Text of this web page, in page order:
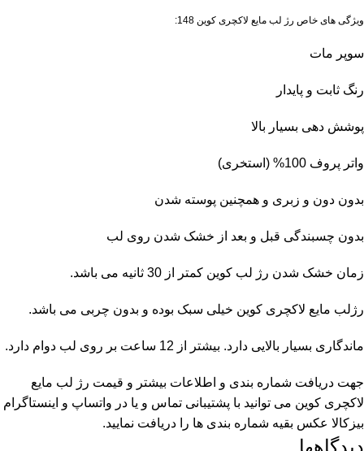
ویژگی های خاص رژ لب مایع لاکچری کوین 148:
سوپر مات
رنگ ثابت و پایدار
پوشش دهی بسیار بالا
واتر پروف 100% (استخری)
بدون دون و زبری و همچنین پوسته شدن
بدون چسبندگی قبل و بعد از خشک شدن روی لب
زمان خشک شدن رژ لب کوین کمتر از 30 ثانیه می باشد.
رژلب مایع لاکچری کوین خیلی سبک بوده و بدون چربی می باشد.
ماندگاری بسیار بالایی دارد. بیشتر از 12 ساعت بر روی لب دوام دارد.
جهت دریافت شماره بندی و اطلاعات بیشتر و قیمت رژ لب مایع
لاکچری کوین می توانید با پشتیبانی تماس و یا در واتساپ و اینستاگرام
بیزکالا عکس بقیه شماره بندی ها را دریافت نمایید.
دیدگاهها